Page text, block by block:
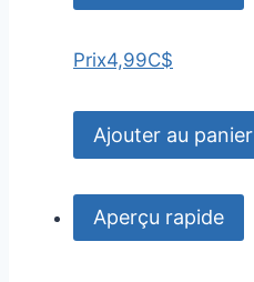
Prix4,99C$
Ajouter au panier
Aperçu rapide